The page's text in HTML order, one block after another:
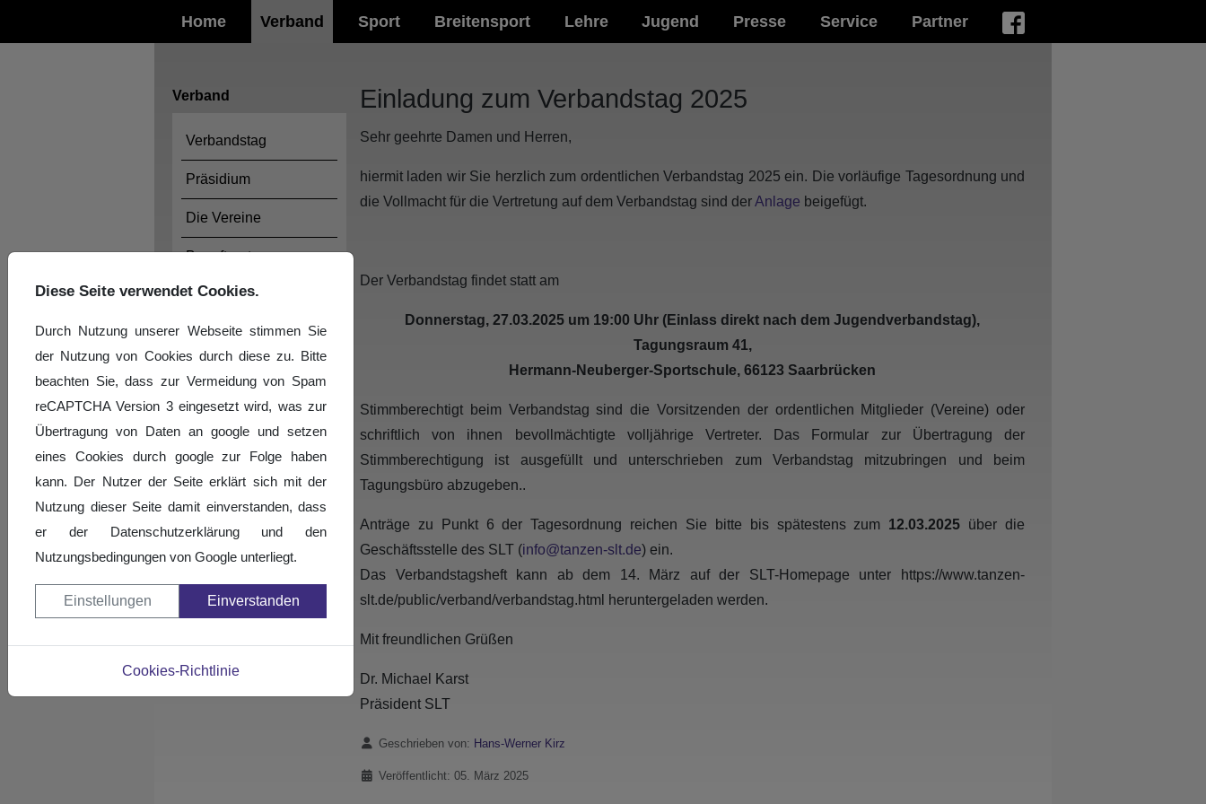
Home Verband Sport Breitensport Lehre Jugend Presse Service Partner
Verband
Verbandstag
Präsidium
Die Vereine
Beauftragte
Ehrenmitglieder
Geschäftsstelle
Einladung zum Verbandstag 2025
Sehr geehrte Damen und Herren,
hiermit laden wir Sie herzlich zum ordentlichen Verbandstag 2025 ein. Die vorläufige Tagesordnung und
die Vollmacht für die Vertretung auf dem Verbandstag sind derAnlage beigefügt.
Der Verbandstag findet statt am
Donnerstag, 27.03.2025 um 19:00 Uhr (Einlass direkt nach dem Jugendverbandstag),
Tagungsraum 41,
Hermann-Neuberger-Sportschule, 66123 Saarbrücken
Stimmberechtigt beim Verbandstag sind die Vorsitzenden der ordentlichen Mitglieder (Vereine) oder
schriftlich von ihnen bevollmächtigte volljährige Vertreter. Das Formular zur Übertragung der
Stimmberechtigung ist ausgefüllt und unterschrieben zum Verbandstag mitzubringen und beim
Tagungsbüro abzugeben..
Anträge zu Punkt 6 der Tagesordnung reichen Sie bitte bis spätestens zum 12.03.2025 über die
Geschäftsstelle des SLT (info@tanzen-slt.de) ein.
Das Verbandstagsheft kann ab dem 14. März auf der SLT-Homepage unter https://www.tanzen-
slt.de/public/verband/verbandstag.html heruntergeladen werden.
Mit freundlichen Grüßen
Dr. Michael Karst
Präsident SLT
DetailsGeschrieben von: Hans-Werner Kirz
Veröffentlicht: 05. März 2025
Diese Seite verwendet Cookies.
Durch Nutzung unserer Webseite stimmen Sie
der Nutzung von Cookies durch diese zu. Bitte
beachten Sie, dass zur Vermeidung von Spam
reCAPTCHA Version 3 eingesetzt wird, was zur
Übertragung von Daten an google und setzen
eines Cookies durch google zur Folge haben
kann. Der Nutzer der Seite erklärt sich mit der
Nutzung dieser Seite damit einverstanden, dass
er der Datenschutzerklärung und den
Nutzungsbedingungen von Google unterliegt.
Einstellungen Einverstanden
Cookies-Richtlinie